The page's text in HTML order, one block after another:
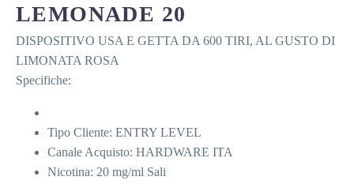
LEMONADE 20
DISPOSITIVO USA E GETTA DA 600 TIRI, AL GUSTO DI
LIMONATA ROSA
Specifiche:
Tipo Cliente: ENTRY LEVEL
Canale Acquisto: HARDWARE ITA
Nicotina: 20 mg/ml Sali